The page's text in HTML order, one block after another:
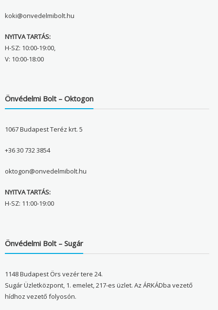
koki@onvedelmibolt.hu
NYITVA TARTÁS:
H-SZ: 10:00-19:00,
V: 10:00-18:00
Önvédelmi Bolt – Oktogon
1067 Budapest Teréz krt. 5
+36 30 732 3854
oktogon@onvedelmibolt.hu
NYITVA TARTÁS:
H-SZ: 11:00-19:00
Önvédelmi Bolt – Sugár
1148 Budapest Örs vezér tere 24.
Sugár Üzletközpont, 1. emelet, 217-es üzlet. Az ÁRKÁDba vezető
hídhoz vezető folyosón.